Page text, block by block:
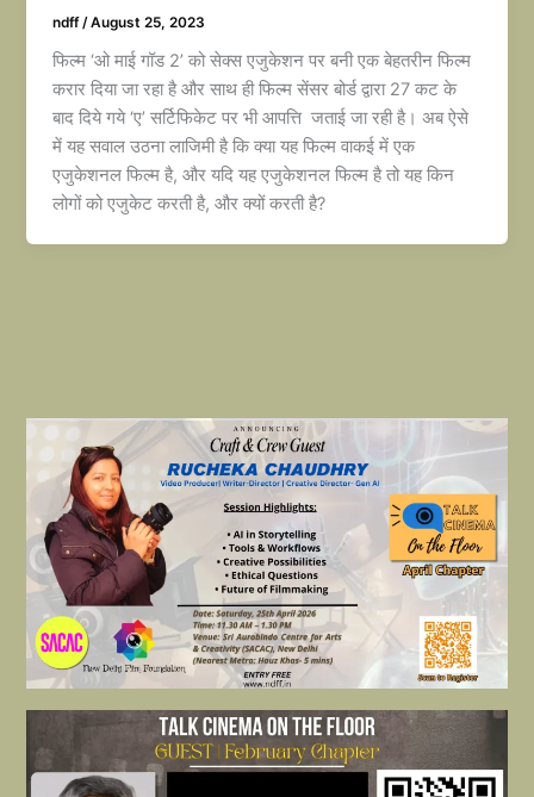
ndff /August 25, 2023
फिल्म ‘ओ माई गॉड 2’ को सेक्स एजुकेशन पर बनी एक बेहतरीन फिल्म
करार दिया जा रहा है और साथ ही फिल्म सेंसर बोर्ड द्वारा 27 कट के
बाद दिये गये ‘ए’ सर्टिफिकेट पर भी आपत्ति जताई जा रही है। अब ऐसे
में यह सवाल उठना लाजिमी है कि क्या यह फिल्म वाकई में एक
एजुकेशनल फिल्म है, और यदि यह एजुकेशनल फिल्म है तो यह किन
लोगों को एजुकेट करती है, और क्यों करती है?